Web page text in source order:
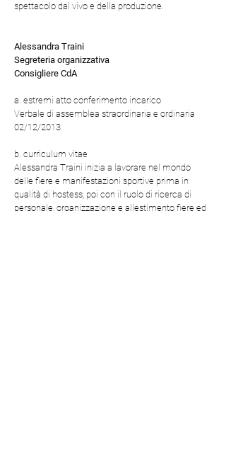
spettacolo dal vivo e della produzione.
Alessandra Traini
Segreteria organizzativa
Consigliere CdA
a. estremi atto conferimento incarico
Verbale di assemblea straordinaria e ordinaria
02/12/2013
b. curriculum vitae
Alessandra Traini inizia a lavorare nel mondo
delle fiere e manifestazioni sportive prima in
qualità di hostess, poi con il ruolo di ricerca di
personale, organizzazione e allestimento fiere ed